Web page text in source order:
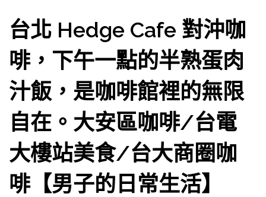
台北 Hedge Cafe 對沖咖
啡，下午一點的半熟蛋肉
汁飯，是咖啡館裡的無限
自在。大安區咖啡/台電
大樓站美食/台大商圈咖
啡【男子的日常生活】